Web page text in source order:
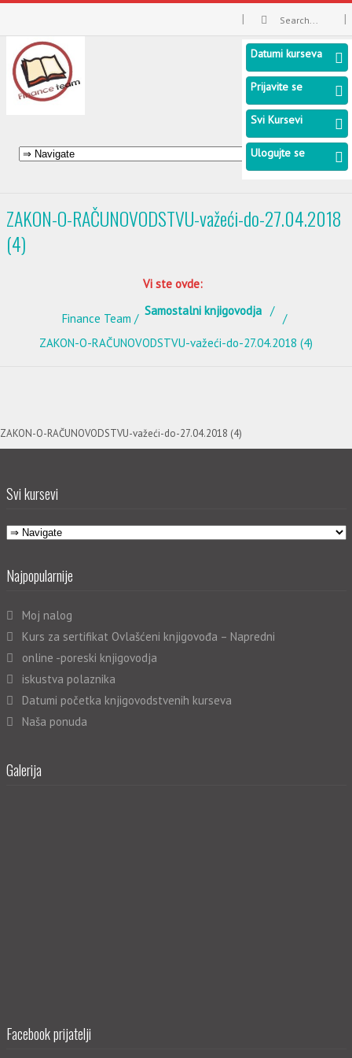
ZAKON-O-RAČUNOVODSTVU-važeći-do-27.04.2018
(4)
Vi ste ovde:
Finance Team
Samostalni knjigovodja
ZAKON-O-RAČUNOVODSTVU-važeći-do-27.04.2018 (4)
ZAKON-O-RAČUNOVODSTVU-važeći-do-27.04.2018 (4)
Svi kursevi
Najpopularnije
Moj nalog
Kurs za sertifikat Ovlašćeni knjigovođa – Napredni
online -poreski knjigovodja
iskustva polaznika
Datumi početka knjigovodstvenih kurseva
Naša ponuda
Galerija
Facebook prijatelji
Datumi kurseva
Prijavite se
Svi Kursevi
Ulogujte se